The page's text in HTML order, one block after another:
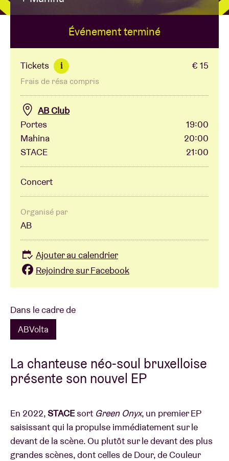
Location de salles
BRDCST
ABtv
Chèque-concert
À propos de l'AB
Contact
Dans le cadre de
ABVolta
La chanteuse néo-soul bruxelloise
présente son nouvel EP
En 2022, STACEsort Green Onyx, un premier EP
saisissant qui la propulse immédiatement sur le
devant de la scène. Ou plutôt sur le devant des plus
grandes scènes, dont celles de Dour, de Couleur
Événement terminé
Tickets i € 15
Frais de résa compris
AB Club
Portes
19:00
Mahina
20:00
STACE
21:00
Concert
Organisé par
AB
Ajouter au calendrier
Rejoindre sur Facebook